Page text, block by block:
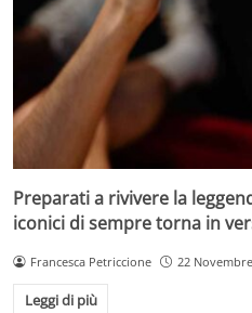
Preparati a rivivere la
iconici di sempre torna in
Francesca Petriccione 22
Leggi di più